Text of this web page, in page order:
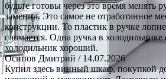
будьте готовы через это время менять
заменил. Это самое не отработанное
конструкции. То пластик в ручке
сломается. Одна ручка в
холодильник хороший.
Осипов Дмитрий / 14.07.2026
Купил здесь винный шкаф, покупкой